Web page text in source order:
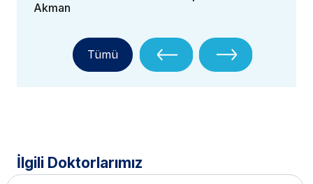
Akman
Tümü
İlgili Doktorlarımız